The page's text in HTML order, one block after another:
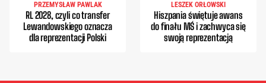
PRZEMYSŁAW PAWLAK
RL 2028, czyli co transfer
Lewandowskiego oznacza
dla reprezentacji Polski
LESZEK ORŁOWSKI
Hiszpania świętuje awans
do finału MŚ i zachwyca się
swoją reprezentacją